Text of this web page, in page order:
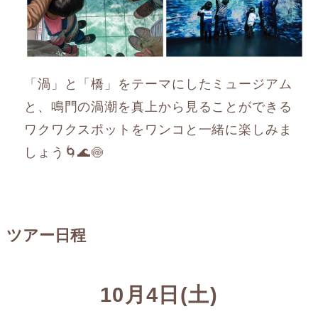
「渦」と「橋」をテーマにしたミュージアム
と、鳴門の渦潮を真上から見ることができる
ワクワクスポットをワンコと一緒に楽しみま
しょう🌀🌊🍥
ツアー日程
10月4日(土)